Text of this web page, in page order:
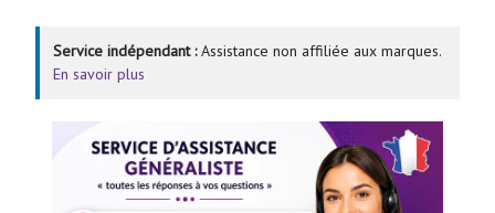
Service indépendant :Assistance non affiliée aux marques.
En savoir plus